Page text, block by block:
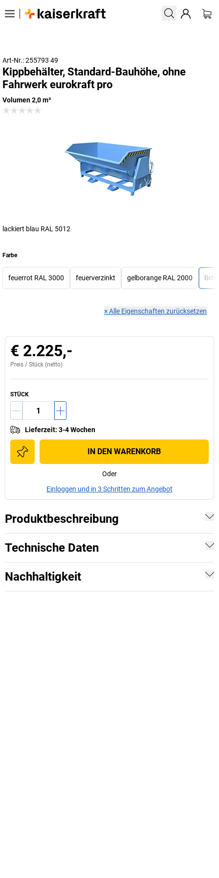
Art-Nr.: 255793 49
Kippbehälter, Standard-Bauhöhe, ohne
Fahrwerk eurokraft pro
Volumen 2,0 m³
lackiert blau RAL 5012
Farbe
feuerrot RAL 3000 feuerverzinkt gelborange RAL 2000
×Alle Eigenschaften zurücksetzen
€ 2.225,-
Preis / Stück (netto)
STÜCK
Lieferzeit: 3-4 Wochen
IN DEN WARENKORB
Oder
Einloggen und in 3 Schritten zum Angebot
Produktbeschreibung
Technische Daten
Nachhaltigkeit